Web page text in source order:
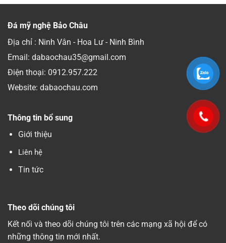
Đá mỹ nghệ Bảo Châu
Địa chỉ : Ninh Vân - Hoa Lư - Ninh Bình
Email: dabaochau35@gmail.com
Điện thoại: 0912.957.222
Website: dabaochau.com
Thông tin bổ sung
Giới thiệu
Liên hệ
Tin tức
Theo dõi chúng tôi
Kết nối và theo dõi chúng tôi trên các mạng xã hội để có
những thông tin mới nhất.